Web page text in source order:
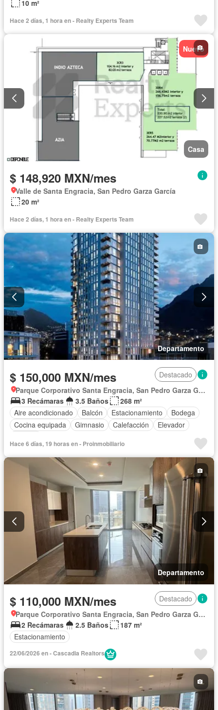
10 m²
Hace 2 días, 1 hora en - Realty Experts Team
Nuevo
Casa
$ 148,920 MXN/mes
Valle de Santa Engracia, San Pedro Garza García
20 m²
Hace 2 días, 1 hora en - Realty Experts Team
Departamento
$ 150,000 MXN/mes
Destacado
Parque Corporativo Santa Engracia, San Pedro Garza García
3 Recámaras
3.5 Baños
268 m²
Aire acondicionado
Balcón Estacionamiento
Bodega
Cocina equipada
Gimnasio Calefacción
Elevador
Hace 6 días, 19 horas en - Proinmobiliario
Departamento
$ 110,000 MXN/mes
Destacado
Parque Corporativo Santa Engracia, San Pedro Garza García
2 Recámaras
2.5 Baños
187 m²
Estacionamiento
22/06/2026 en - Cascadia Realtors